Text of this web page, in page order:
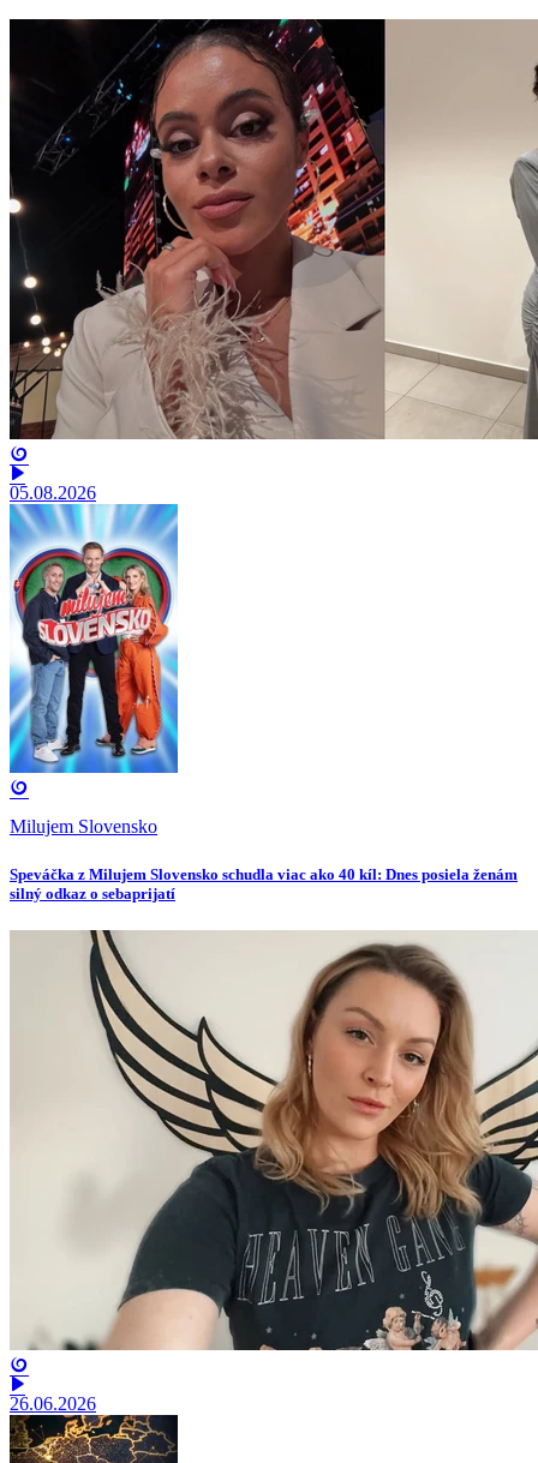
05.08.2026
Milujem Slovensko
Speváčka z Milujem Slovensko schudla viac ako 40 kíl: Dnes posiela ženám
silný odkaz o sebaprijatí
26.06.2026